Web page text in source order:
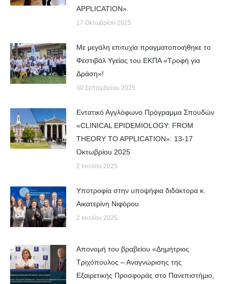
APPLICATION».
17 Οκτωβρίου 2025
Με μεγάλη επιτυχία πραγματοποιήθηκε το
Φεστιβάλ Υγείας του ΕΚΠΑ «Τροφή για
Δράση»!
30 Σεπτεμβρίου 2025
Εντατικό Αγγλόφωνο Πρόγραμμα Σπουδών
«CLINICAL EPIDEMIOLOGY: FROM
THEORY TO APPLICATION»: 13-17
Οκτωβρίου 2025
2 Ιουνίου 2025
Yποτροφία στην υποψήφια διδάκτορα κ.
Αικατερίνη Νιφόρου
2 Ιουνίου 2025
Απονομή του βραβείου «Δημήτριος
Τριχόπουλος – Αναγνώρισης της
Εξαιρετικής Προσφοράς στο Πανεπιστήμιο,